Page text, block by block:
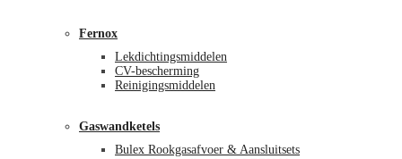
Fernox
Lekdichtingsmiddelen
CV-bescherming
Reinigingsmiddelen
Gaswandketels
Bulex Rookgasafvoer & Aansluitsets